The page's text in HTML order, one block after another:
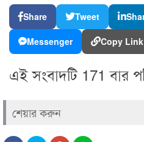
Share Tweet
Messenger Copy Link
এই সংবাদটি 171 বার
শেয়ার করুন